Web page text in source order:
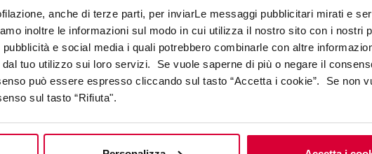
anche di terze parti, per inviarLe messaggi pubblicitari mirati e
inoltre le informazioni sul modo in cui utilizza il nostro sito con i nostri
e social media i quali potrebbero combinarle con altre
tuo utilizzo sui loro servizi. Se vuole saperne di più o negare il
può essere espresso cliccando sul tasto “Accetta i cookie”. Se non
sul tasto “Rifiuta".
mappe interattive e i pulsanti grafici mancano di attributi descrittivi
ambiente", Google Maps, tasti chiusura modali).
documenti PDF presenti nel sito non soddisfano pienamente i
standard PDF/UA (ISO 14289) .
alternative accessibili in quanto ci si impegna ad applicare